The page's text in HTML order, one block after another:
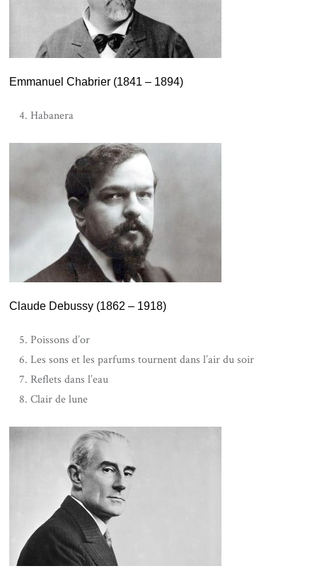
Emmanuel Chabrier (1841 – 1894)
Habanera
Claude Debussy (1862 – 1918)
Poissons d’or
Les sons et les parfums tournent dans l’air du soir
Reflets dans l’eau
Clair de lune